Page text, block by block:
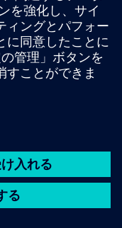
内部通報